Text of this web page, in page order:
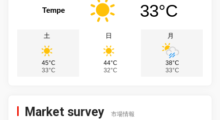
Tempe 33°C
土
45°C
33°C
日
44°C
32°C
月
38°C
33°C
Market survey 市場情報